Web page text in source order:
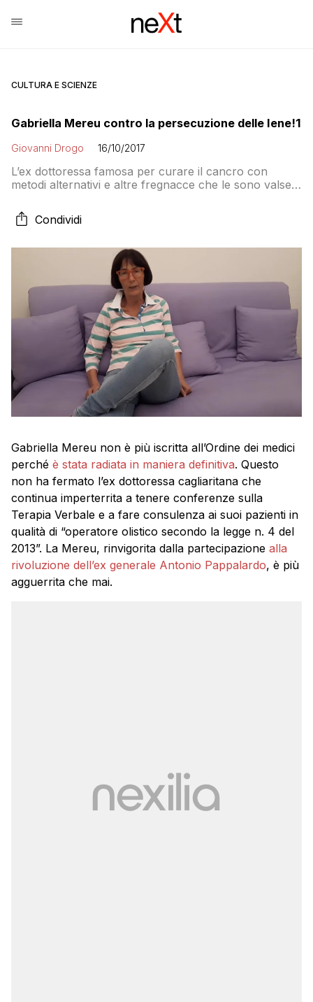
CULTURA E SCIENZE
Gabriella Mereu contro la persecuzione delle Iene!1
Giovanni Drogo 16/10/2017
L’ex dottoressa famosa per curare il cancro con
metodi alternativi e altre fregnacce che le sono valse
Nadia Toffa: studia l’omeopatia e la grafologia e torna
ad intervistarmi, serva del sistema!11
Condividi
Gabriella Mereu non è più iscritta all’Ordine dei medici
perché è stata radiata in maniera definitiva. Questo
non ha fermato l’ex dottoressa cagliaritana che
continua imperterrita a tenere conferenze sulla
Terapia Verbale e a fare consulenza ai suoi pazienti in
qualità di “operatore olistico secondo la legge n. 4 del
2013”. La Mereu, rinvigorita dalla partecipazione alla
rivoluzione dell’ex generale Antonio Pappalardo, è più
agguerrita che mai.